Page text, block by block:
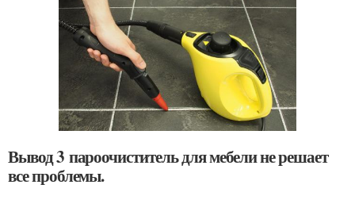
Вывод 3 пароочиститель для мебели не решает
все проблемы.